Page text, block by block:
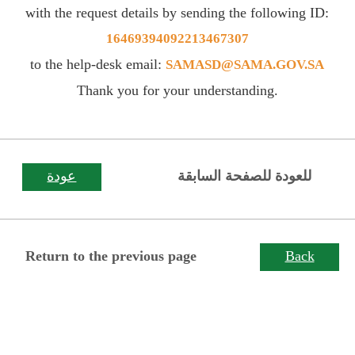
with the request details by sending the following ID:
16469394092213467307
to the help-desk email: SAMASD@SAMA.GOV.SA
Thank you for your understanding.
Return to the previous page Back
للعودة للصفحة السابقة عودة